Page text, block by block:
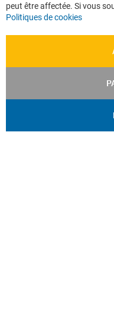
Plan du site
peut être affectée. Si vous
Politiques de cookies